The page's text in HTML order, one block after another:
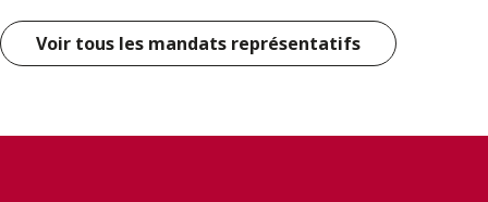
Voir tous les mandats représentatifs